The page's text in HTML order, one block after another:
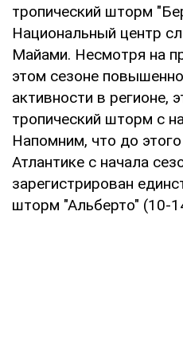
тропический шторм
Национальный центр
Майами. Несмотря на
этом сезоне
активности в регионе,
тропический шторм с
Напомним, что до
Атлантике с начала
зарегистрирован
шторм "Альберто" (10-